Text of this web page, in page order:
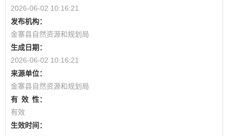
2026-06-02 10:16:21
发布机构：
金寨县自然资源和规划局
生成日期：
2026-06-02 10:16:21
来源单位：
金寨县自然资源和规划局
有 效 性：
有效
生效时间：